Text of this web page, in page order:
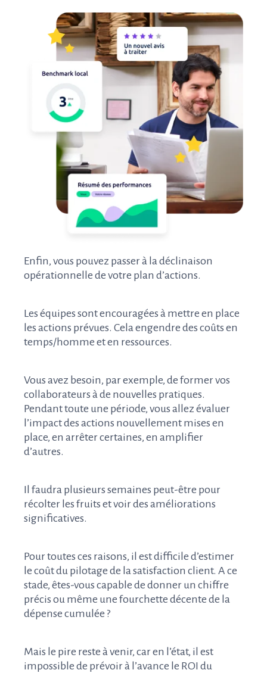
Enfin, vous pouvez passer à la déclinaison
opérationnelle de votre plan d’actions.
Les équipes sont encouragées à mettre en place
les actions prévues. Cela engendre des coûts en
temps/homme et en ressources.
Vous avez besoin, par exemple, de former vos
collaborateurs à de nouvelles pratiques.
Pendant toute une période, vous allez évaluer
l’impact des actions nouvellement mises en
place, en arrêter certaines, en amplifier
d’autres.
Il faudra plusieurs semaines peut-être pour
récolter les fruits et voir des améliorations
significatives.
Pour toutes ces raisons, il est difficile d’estimer
le coût du pilotage de la satisfaction client. A ce
stade, êtes-vous capable de donner un chiffre
précis ou même une fourchette décente de la
dépense cumulée ?
Mais le pire reste à venir, car en l’état, il est
impossible de prévoir à l’avance le ROI du